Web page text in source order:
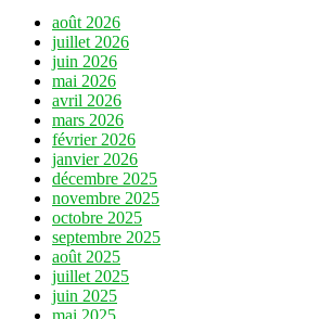
août 2026
juillet 2026
juin 2026
mai 2026
avril 2026
mars 2026
février 2026
janvier 2026
décembre 2025
novembre 2025
octobre 2025
septembre 2025
août 2025
juillet 2025
juin 2025